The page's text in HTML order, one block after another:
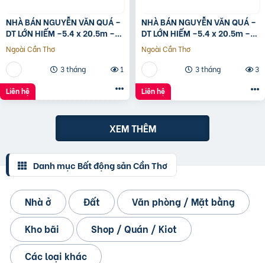
NHÀ BÁN NGUYỄN VĂN QUÁ –
DT LỚN HIẾM –5.4 x 20.5m –
GIÁ TỐT
Ngoài Cần Thơ
3 tháng
1
Liên hệ
NHÀ BÁN NGUYỄN VĂN QUÁ –
DT LỚN HIẾM –5.4 x 20.5m –
GIÁ TỐT
Ngoài Cần Thơ
3 tháng
3
Liên hệ
XEM THÊM
Danh mục Bất động sản Cần Thơ
Nhà ở Đất
Văn phòng / Mặt bằng
Kho bãi
Shop / Quán / Kiot
Các loại khác